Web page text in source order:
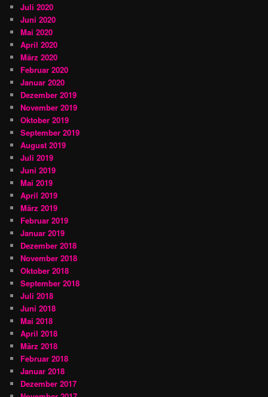
Juli 2020
Juni 2020
Mai 2020
April 2020
März 2020
Februar 2020
Januar 2020
Dezember 2019
November 2019
Oktober 2019
September 2019
August 2019
Juli 2019
Juni 2019
Mai 2019
April 2019
März 2019
Februar 2019
Januar 2019
Dezember 2018
November 2018
Oktober 2018
September 2018
Juli 2018
Juni 2018
Mai 2018
April 2018
März 2018
Februar 2018
Januar 2018
Dezember 2017